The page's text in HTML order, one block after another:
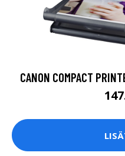
CANON COMPACT